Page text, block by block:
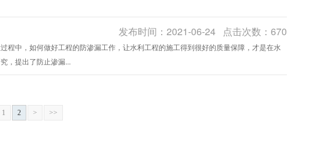
中，如何做好工程的防渗漏工作，让水利工程的施工得到很好的质量保障，才是在水
，提出了防止渗漏...
发布时间：2021-06-24 点击次数：670
1 2 > >>